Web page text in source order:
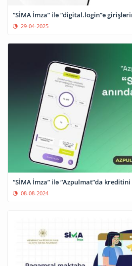
“SİMA İmza” ilə “digital.login”ə
29-04-2025
“SİMA İmza” ilə “Azpulmat”da
08-08-2024